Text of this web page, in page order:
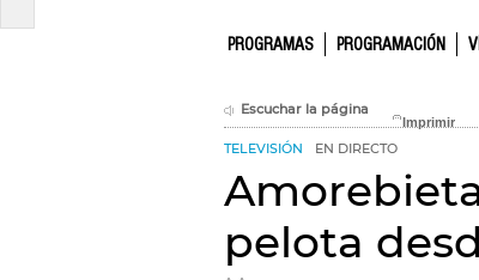
PROGRAMAS PROGRAMACIÓN
Escuchar la página
TELEVISIÓN EN DIRECTO
pelota